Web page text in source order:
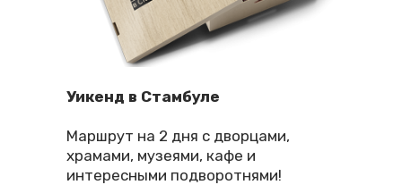
Уикенд в Стамбуле
Маршрут на 2 дня с дворцами,
храмами, музеями, кафе и
интересными подворотнями!